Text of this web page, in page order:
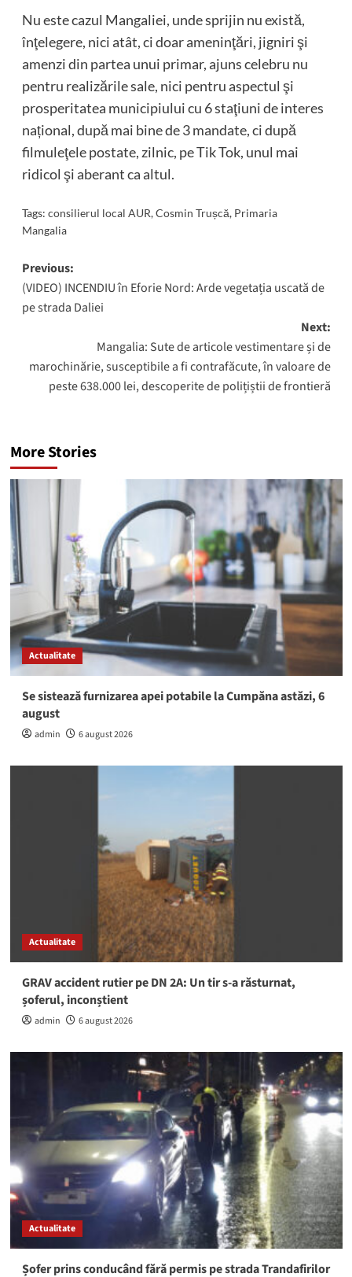
Nu este cazul Mangaliei, unde sprijin nu există,
înţelegere, nici atât, ci doar ameninţări, jigniri şi
amenzi din partea unui primar, ajuns celebru nu
pentru realizările sale, nici pentru aspectul şi
prosperitatea municipiului cu 6 staţiuni de interes
național, după mai bine de 3 mandate, ci după
filmuleţele postate, zilnic, pe Tik Tok, unul mai
ridicol şi aberant ca altul.
Tags: consilierul local AUR,Cosmin Trușcă, Primaria
Mangalia
Post
navigation
Previous:
(VIDEO) INCENDIU în Eforie Nord: Arde vegetația uscată de
pe strada Daliei
Next:
Mangalia: Sute de articole vestimentare și de
marochinărie, susceptibile a fi contrafăcute, în valoare de
peste 638.000 lei, descoperite de polițiștii de frontieră
More Stories
Actualitate
Se sistează furnizarea apei potabile la Cumpăna astăzi, 6
august
admin 6 august 2026
Actualitate
GRAV accident rutier pe DN 2A: Un tir s-a răsturnat,
șoferul, inconștient
admin 6 august 2026
Actualitate
Șofer prins conducând fără permis pe strada Trandafirilor